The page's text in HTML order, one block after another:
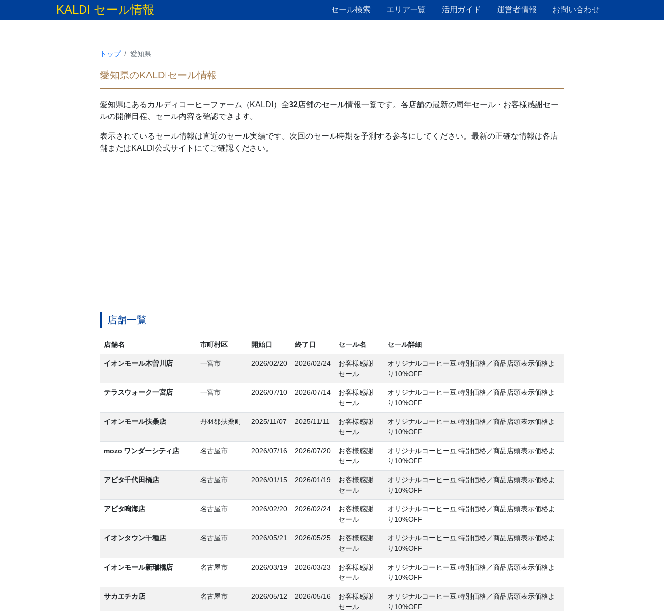
KALDI セール情報 セール検索 エリア一覧 活用ガイド 運営者情報 お問い合わせ
トップ 愛知県
愛知県のKALDIセール情報
愛知県にあるカルディコーヒーファーム（KALDI）全32店舗のセール情報一覧です。各店舗の最新の周年セール・お客様感謝セー
ルの開催日程、セール内容を確認できます。
表示されているセール情報は直近のセール実績です。次回のセール時期を予測する参考にしてください。最新の正確な情報は各店
舗またはKALDI公式サイトにてご確認ください。
店舗一覧
店舗名 市町村区 開始日 終了日 セール名 セール詳細
イオンモール木曽川店 一宮市 2026/02/20 2026/02/24
お客様感謝
セール
オリジナルコーヒー豆 特別価格／商品店頭表示価格よ
り10%OFF
テラスウォーク一宮店 一宮市 2026/07/10 2026/07/14
お客様感謝
セール
オリジナルコーヒー豆 特別価格／商品店頭表示価格よ
り10%OFF
イオンモール扶桑店 丹羽郡扶桑町 2025/11/07 2025/11/11
お客様感謝
セール
オリジナルコーヒー豆 特別価格／商品店頭表示価格よ
り10%OFF
mozo ワンダーシティ店 名古屋市 2026/07/16 2026/07/20
お客様感謝
セール
オリジナルコーヒー豆 特別価格／商品店頭表示価格よ
り10%OFF
アピタ千代田橋店 名古屋市 2026/01/15 2026/01/19
お客様感謝
セール
オリジナルコーヒー豆 特別価格／商品店頭表示価格よ
り10%OFF
アピタ鳴海店 名古屋市 2026/02/20 2026/02/24
お客様感謝
セール
オリジナルコーヒー豆 特別価格／商品店頭表示価格よ
り10%OFF
イオンタウン千種店 名古屋市 2026/05/21 2026/05/25
お客様感謝
セール
オリジナルコーヒー豆 特別価格／商品店頭表示価格よ
り10%OFF
イオンモール新瑞橋店 名古屋市 2026/03/19 2026/03/23
お客様感謝
セール
オリジナルコーヒー豆 特別価格／商品店頭表示価格よ
り10%OFF
サカエチカ店 名古屋市 2026/05/12 2026/05/16
お客様感謝
セール
オリジナルコーヒー豆 特別価格／商品店頭表示価格よ
り10%OFF